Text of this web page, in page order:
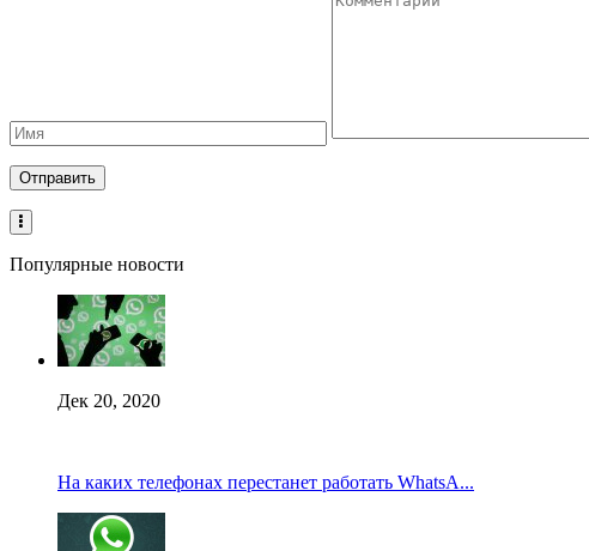
Популярные новости
Дек 20, 2020
На каких телефонах перестанет работать WhatsA...